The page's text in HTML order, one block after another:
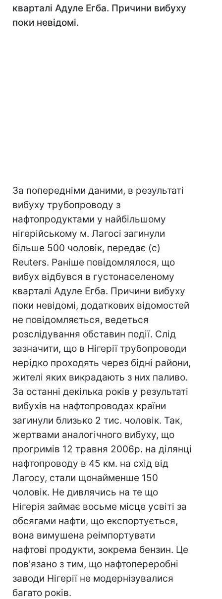
кварталі Адуле Егба. Причини вибуху
поки невідомі.
За попередніми даними, в результаті
вибуху трубопроводу з
нафтопродуктами у найбільшому
нігерійському м. Лагосі загинули
більше 500 чоловік, передає (с)
Reuters. Раніше повідомлялося, що
вибух відбувся в густонаселеному
кварталі Адуле Егба. Причини вибуху
поки невідомі, додаткових відомостей
не повідомляється, ведеться
розслідування обставин події. Слід
зазначити, що в Нігерії трубопроводи
нерідко проходять через бідні райони,
жителі яких викрадають з них паливо.
За останні декілька років у результаті
вибухів на нафтопроводах країни
загинули близько 2 тис. чоловік. Так,
жертвами аналогічного вибуху, що
прогримів 12 травня 2006р. на ділянці
нафтопроводу в 45 км. на схід від
Лагосу, стали щонайменше 150
чоловік. Не дивлячись на те що
Нігерія займає восьме місце усвіті за
обсягами нафти, що експортується,
вона вимушена реімпортувати
нафтові продукти, зокрема бензин. Це
пов'язано з тим, що нафтопереробні
заводи Нігерії не модернізувалися
багато років.